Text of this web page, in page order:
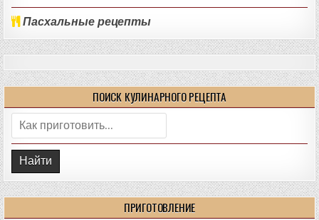
Пасхальные рецепты
ПОИСК КУЛИНАРНОГО РЕЦЕПТА
Поиск:
ПРИГОТОВЛЕНИЕ